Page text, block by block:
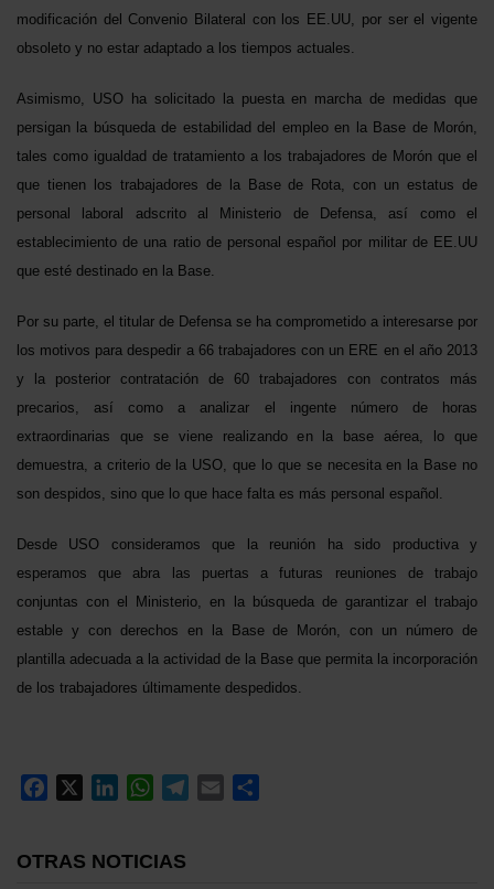
modificación del Convenio Bilateral con los EE.UU, por ser el vigente
obsoleto y no estar adaptado a los tiempos actuales.
Asimismo, USO ha solicitado la puesta en marcha de medidas que
persigan la búsqueda de estabilidad del empleo en la Base de Morón,
tales como igualdad de tratamiento a los trabajadores de Morón que el
que tienen los trabajadores de la Base de Rota, con un estatus de
personal laboral adscrito al Ministerio de Defensa, así como el
establecimiento de una ratio de personal español por militar de EE.UU
que esté destinado en la Base.
Por su parte, el titular de Defensa se ha comprometido a interesarse por
los motivos para despedir a 66 trabajadores con un ERE en el año 2013
y la posterior contratación de 60 trabajadores con contratos más
precarios, así como a analizar el ingente número de horas
extraordinarias que se viene realizando en la base aérea, lo que
demuestra, a criterio de la USO, que lo que se necesita en la Base no
son despidos, sino que lo que hace falta es más personal español.
Desde USO consideramos que la reunión ha sido productiva y
esperamos que abra las puertas a futuras reuniones de trabajo
conjuntas con el Ministerio, en la búsqueda de garantizar el trabajo
estable y con derechos en la Base de Morón, con un número de
plantilla adecuada a la actividad de la Base que permita la incorporación
de los trabajadores últimamente despedidos.
Facebook LinkedInWhatsApp
Telegram
Email
OTRAS NOTICIAS